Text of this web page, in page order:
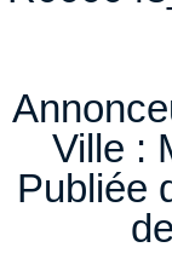
Ville :
Publiée